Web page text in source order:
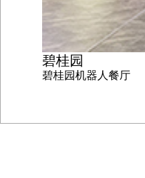
碧桂园
碧桂园机器人餐厅